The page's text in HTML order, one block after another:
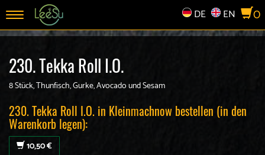
Toggle
navigation
0
DE EN
230. Tekka Roll I.O.
8 Stück, Thunfisch, Gurke, Avocado und Sesam
230. Tekka Roll I.O. in Kleinmachnow bestellen (in den
Warenkorb legen):
10,50 €